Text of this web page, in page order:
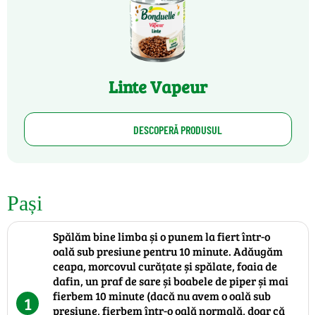
Linte Vapeur
DESCOPERĂ PRODUSUL
Pași
1
Spălăm bine limba și o punem la fiert într-o
oală sub presiune pentru 10 minute. Adăugăm
ceapa, morcovul curățate și spălate, foaia de
dafin, un praf de sare și boabele de piper și mai
fierbem 10 minute (dacă nu avem o oală sub
presiune, fierbem într-o oală normală, doar că